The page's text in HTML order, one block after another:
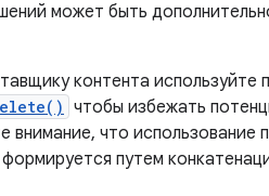
может быть
контента
чтобы избежать
внимание, что
формируется путем